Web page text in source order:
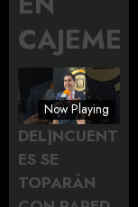
CAJEME
Now Playing
DEL|NCUENT
ES SE
TOPARÁN